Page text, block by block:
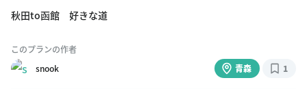
秋田to函館 好きな道
このプランの作者
snook
青森 1